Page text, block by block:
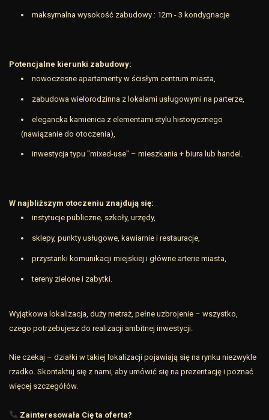
maksymalna wysokość zabudowy : 12m - 3 kondygnacje
Potencjalne kierunki zabudowy:
nowoczesne apartamenty w ścisłym centrum miasta,
zabudowa wielorodzinna z lokalami usługowymi na parterze,
elegancka kamienica z elementami stylu historycznego
(nawiązanie do otoczenia),
inwestycja typu "mixed-use" – mieszkania + biura lub handel.
W najbliższym otoczeniu znajdują się:
instytucje publiczne, szkoły, urzędy,
sklepy, punkty usługowe, kawiarnie i restauracje,
przystanki komunikacji miejskiej i główne arterie miasta,
tereny zielone i zabytki.
Wyjątkowa lokalizacja, duży metraż, pełne uzbrojenie – wszystko,
czego potrzebujesz do realizacji ambitnej inwestycji.
Nie czekaj – działki w takiej lokalizacji pojawiają się na rynku niezwykle
rzadko. Skontaktuj się z nami, aby umówić się na prezentację i poznać
więcej szczegółów.
Zainteresowała Cię ta oferta?